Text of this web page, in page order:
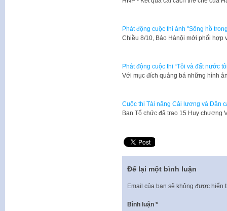
Phát động cuộc thi ảnh "Sông hồ
​Chiều 8/10, Báo Hànội mới phối
Phát động cuộc thi “Tôi và đất nước
​Với mục đích quảng bá những hình
Cuộc thi Tài năng Cải lương và Dân
Ban Tổ chức đã trao 15 Huy chương
Để lại một bình luận
Email của bạn sẽ không được hiển
Bình luận *